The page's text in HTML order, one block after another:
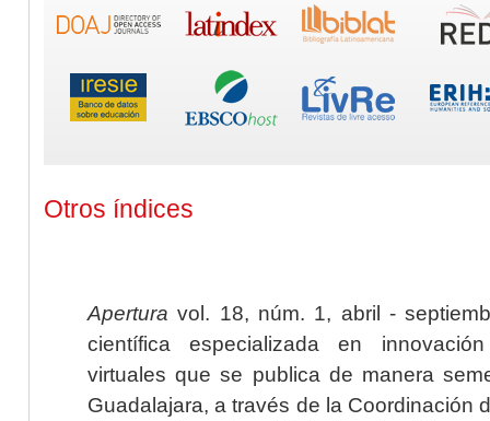
Otros índices
Apertura vol. 18, núm. 1, abril -
científica especializada en
virtuales que se publica de manera
Guadalajara, a través de la Coordinación